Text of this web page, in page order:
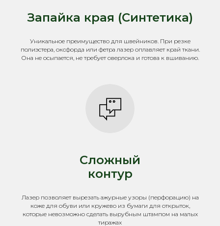
Запайка края (Синтетика)
Уникальное преимущество для швейников. При резке
полиэстера, оксфорда или фетра лазер оплавляет край ткани.
Она не осыпается, не требует оверлока и готова к вшиванию.
Сложный
контур
Лазер позволяет вырезать ажурные узоры (перфорацию) на
коже для обуви или кружево из бумаги для открыток,
которые невозможно сделать вырубным штампом на малых
тиражах